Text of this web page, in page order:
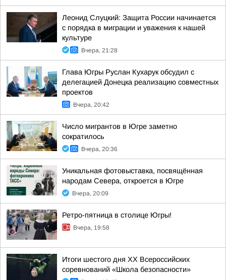
Леонид Слуцкий: Защита России начинается
с порядка в миграции и уважения к нашей
культуре
Вчера, 21:28
Глава Югры Руслан Кухарук обсудил с
делегацией Донецка реализацию совместных
проектов
Вчера, 20:42
Число мигрантов в Югре заметно
сократилось
Вчера, 20:36
Уникальная фотовыставка, посвящённая
народам Севера, откроется в Югре
Вчера, 20:09
Ретро-пятница в столице Югры!
Вчера, 19:58
Итоги шестого дня XX Всероссийских
соревнований «Школа безопасности»